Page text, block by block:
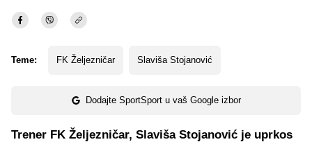
Teme: FK Željezničar Slaviša Stojanović
Dodajte SportSport u vaš Google izbor
Trener FK Željezničar, Slaviša Stojanović je uprkos